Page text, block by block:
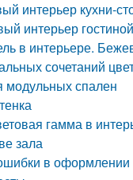
интерьер кухни-
интерьер гостиной
в интерьере.
сочетаний
модульных спален
гамма в
зала
в оформлении